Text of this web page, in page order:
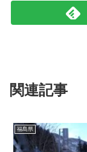
関連記事
福島県